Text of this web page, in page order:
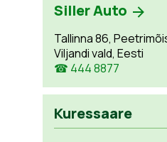
Siller Auto
Tallinna 86,
Viljandi vald, Eesti
☎ 444 8877
Kuressaare